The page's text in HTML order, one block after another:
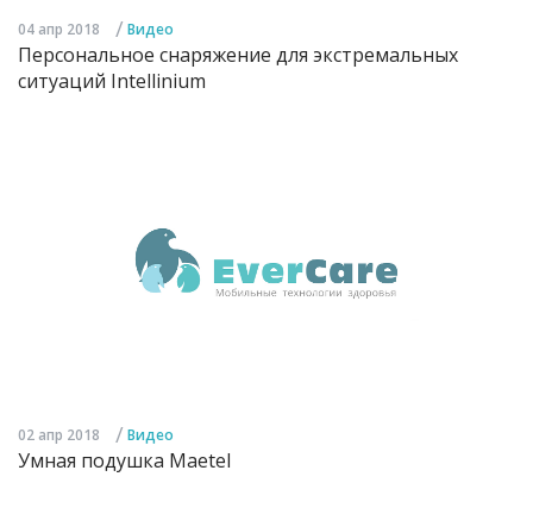
04 апр 2018 / Видео
Персональное снаряжение для экстремальных
ситуаций Intellinium
02 апр 2018 / Видео
Умная подушка Maetel